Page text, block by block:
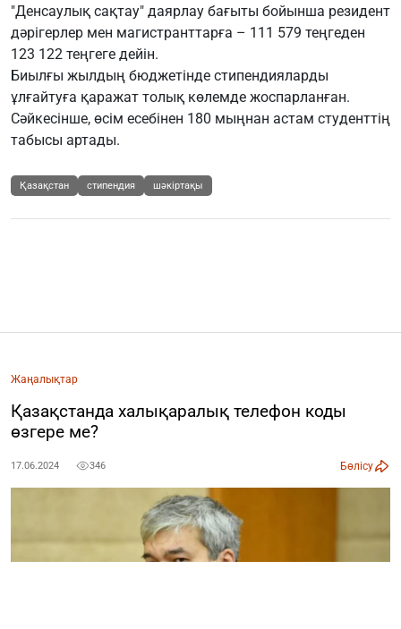
"Денсаулық сақтау" даярлау бағыты бойынша резидент
дәрігерлер мен магистранттарға – 111 579 теңгеден
123 122 теңгеге дейін.
Биылғы жылдың бюджетінде стипендияларды
ұлғайтуға қаражат толық көлемде жоспарланған.
Сәйкесінше, өсім есебінен 180 мыңнан астам студенттің
табысы артады.
Қазақстан стипендия шәкіртақы
Жаңалықтар
Қазақстанда халықаралық телефон коды
өзгере ме?
17.06.2024 346 Бөлісу